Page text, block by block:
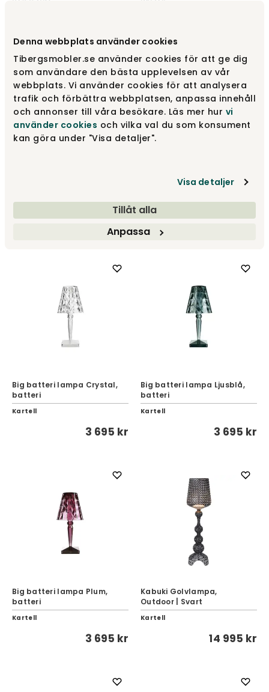
Denna webbplats använder cookies
Tibergsmobler.se använder cookies för att ge dig
som användare den bästa upplevelsen av vår
webbplats. Vi använder cookies för att analysera
trafik och förbättra webbplatsen, anpassa innehåll
och annonser till våra besökare. Läs mer hur vi
använder cookies och vilka val du som konsument
kan göra under "Visa detaljer".
Visa detaljer
Tillåt alla
Anpassa
Kartell
3 250 kr
Big batteri lampa Cola,
Kartell
Big batteri lampa Crystal,
batteri
Kartell
3 695 kr
Big batteri lampa Ljusblå,
batteri
Kartell
3 695 kr
Big batteri lampa Plum,
batteri
Kartell
3 695 kr
Kabuki Golvlampa,
Outdoor | Svart
Kartell
14 995 kr